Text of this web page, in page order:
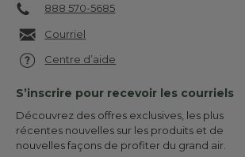
888 570-5685
Courriel
Centre d’aide
S’inscrire pour recevoir les courriels
Découvrez des offres exclusives, les plus
récentes nouvelles sur les produits et de
nouvelles façons de profiter du grand air.